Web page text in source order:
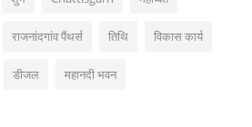
राजनांदगांव पैंथर्स तिथि विकास कार्य
डीजल महानदी भवन